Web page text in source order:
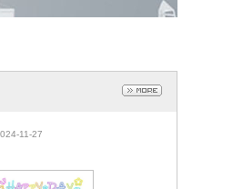
学生跨境批发
11-27